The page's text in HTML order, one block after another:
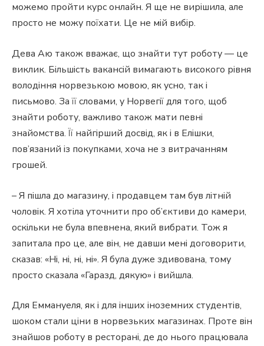
можемо пройти курс онлайн. Я ще не вирішила, але
просто не можу поїхати. Це не мій вибір.
Дева Аю також вважає, що знайти тут роботу — це
виклик. Більшість вакансій вимагають високого рівня
володіння норвезькою мовою, як усно, так і
письмово. За її словами, у Норвегії для того, щоб
знайти роботу, важливо також мати певні
знайомства. Її найгірший досвід, як і в Елішки,
пов’язаний із покупками, хоча не з витрачанням
грошей.
– Я пішла до магазину, і продавцем там був літній
чоловік. Я хотіла уточнити про об’єктиви до камери,
оскільки не була впевнена, який вибрати. Тож я
запитала про це, але він, не давши мені договорити,
сказав: «Ні, ні, ні, ні». Я була дуже здивована, тому
просто сказала «Гаразд, дякую» і вийшла.
Для Еммануеля, як і для інших іноземних студентів,
шоком стали ціни в норвезьких магазинах. Проте він
знайшов роботу в ресторані, де до нього працювала